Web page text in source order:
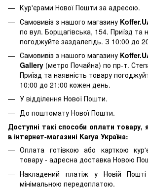
Кур'єрами Нової Пошти за адресою.
Самовивіз з нашого магазину
по вул. Борщагівська, 154. Приїзд та
погоджуйте заздалегідь. З 10:00 до
Самовивіз з нашого магазину
Gallery (метро Почайна) по пр-т.
Приїзд та наявність товару
10:00 до 21:00 кожен день.
У відділення Нової Пошти.
До поштомату Нової Пошти.
Доступні такі способи оплати товару,
в інтернет-магазині Karya Україна:
Оплата готівкою або карткою
товару - адресна доставка Новою
Накладений платіж у Новій
мінімальною передоплатою.